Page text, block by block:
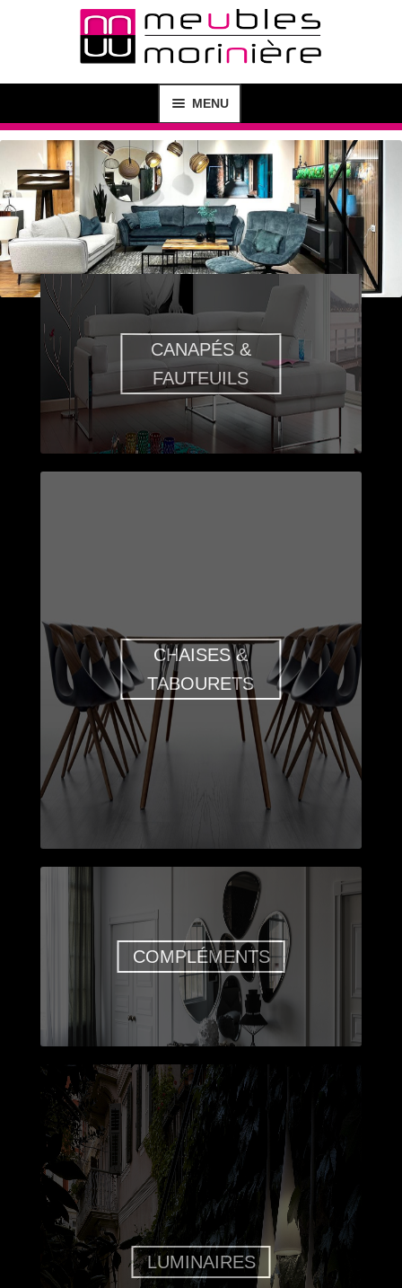
MENU
MAGASIN
SHOP
CRÉATION DE MEUBLES
AGENCEMENT D’INTÉRIEUR
BUREAU D’ÉTUDE
CONTACT
CANAPÉS &
FAUTEUILS
CHAISES &
TABOURETS
COMPLÉMENTS
LUMINAIRES